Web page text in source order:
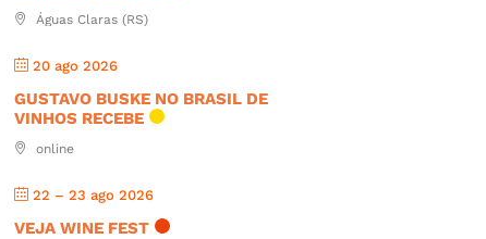
Águas Claras (RS)
20 ago 2026
GUSTAVO BUSKE NO BRASIL DE
VINHOS RECEBE
online
22 – 23 ago 2026
VEJA WINE FEST